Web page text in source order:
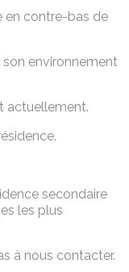
en contre-bas de
environnement
actuellement.
secondaire
les plus
à nous contacter.